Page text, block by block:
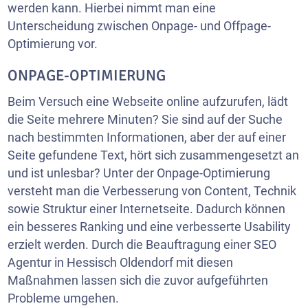
werden kann. Hierbei nimmt man eine
Unterscheidung zwischen Onpage- und Offpage-
Optimierung vor.
ONPAGE-OPTIMIERUNG
Beim Versuch eine Webseite online aufzurufen, lädt
die Seite mehrere Minuten? Sie sind auf der Suche
nach bestimmten Informationen, aber der auf einer
Seite gefundene Text, hört sich zusammengesetzt an
und ist unlesbar? Unter der Onpage-Optimierung
versteht man die Verbesserung von Content, Technik
sowie Struktur einer Internetseite. Dadurch können
ein besseres Ranking und eine verbesserte Usability
erzielt werden. Durch die Beauftragung einer SEO
Agentur in Hessisch Oldendorf mit diesen
Maßnahmen lassen sich die zuvor aufgeführten
Probleme umgehen.